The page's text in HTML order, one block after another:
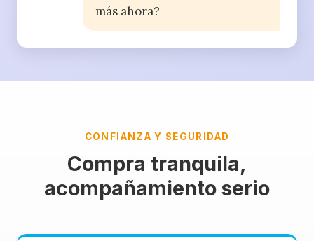
más ahora?
CONFIANZA Y SEGURIDAD
Compra tranquila,
acompañamiento serio